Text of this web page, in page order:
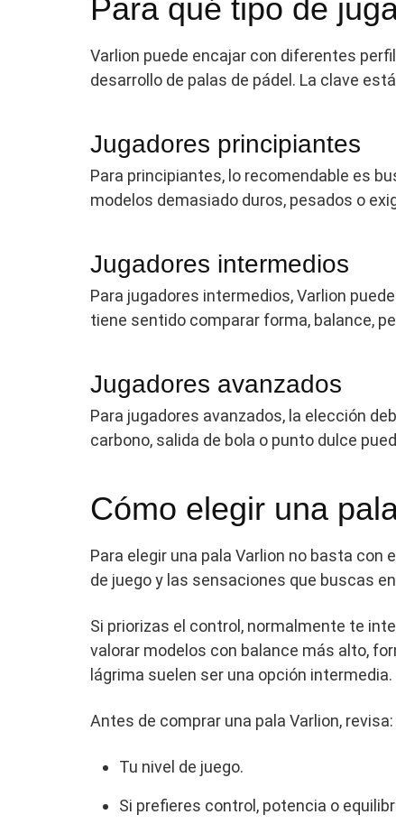
Para qué tipo de
Varlion puede encajar con diferentes
desarrollo de palas de pádel. La clave
Jugadores principiantes
Para principiantes, lo recomendable es
modelos demasiado duros, pesados o
Jugadores intermedios
Para jugadores intermedios, Varlion
tiene sentido comparar forma, balance,
Jugadores avanzados
Para jugadores avanzados, la elección
carbono, salida de bola o punto dulce
Cómo elegir una
Para elegir una pala Varlion no basta
de juego y las sensaciones que buscas
Si priorizas el control, normalmente te
valorar modelos con balance más alto,
lágrima suelen ser una opción intermedia.
Antes de comprar una pala Varlion, revisa:
Tu nivel de juego.
Si prefieres control, potencia o